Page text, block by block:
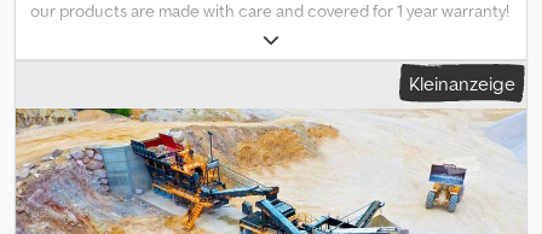
our products are made with care and covered for 1 year warranty!
*Installation and Operator Training FREE FABO PRO Serie is a
mobile type closed circuit crushing plant that is suitable for
especially limestone and other types of stones with hardness
level is soft or medium. MAIN FEATURES: * Closed circuit crushing
till to get desired size of product * Capacity is variable according
the material feed and final product dimensions to be crushed. *
All equipments are assembled on single special heavy duty
construction chassis, transportable by 1 truck. * Conveyors are
Kleinanzeige